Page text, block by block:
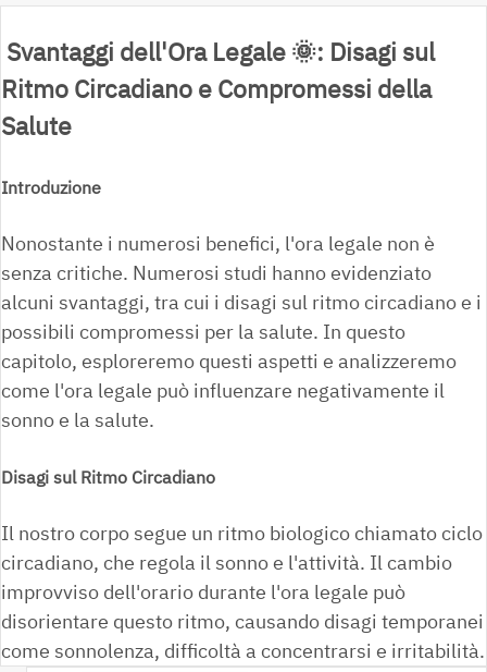
Svantaggi dell'Ora Legale🌞: Disagi sul
Ritmo Circadiano e Compromessi della
Salute
Introduzione
Nonostante i numerosi benefici, l'ora legale non è
senza critiche. Numerosi studi hanno evidenziato
alcuni svantaggi, tra cui i disagi sul ritmo circadiano e i
possibili compromessi per la salute. In questo
capitolo, esploreremo questi aspetti e analizzeremo
come l'ora legale può influenzare negativamente il
sonno e la salute.
Disagi sul Ritmo Circadiano
Il nostro corpo segue un ritmo biologico chiamato ciclo
circadiano, che regola il sonno e l'attività. Il cambio
improvviso dell'orario durante l'ora legale può
disorientare questo ritmo, causando disagi temporanei
come sonnolenza, difficoltà a concentrarsi e irritabilità.